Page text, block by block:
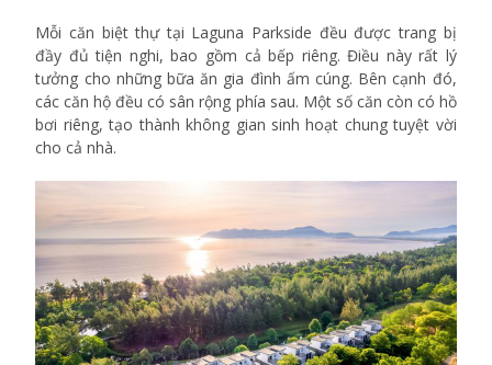
Mỗi căn biệt thự tại Laguna Parkside đều được trang bị
đầy đủ tiện nghi, bao gồm cả bếp riêng. Điều này rất lý
tưởng cho những bữa ăn gia đình ấm cúng. Bên cạnh đó,
các căn hộ đều có sân rộng phía sau. Một số căn còn có hồ
bơi riêng, tạo thành không gian sinh hoạt chung tuyệt vời
cho cả nhà.